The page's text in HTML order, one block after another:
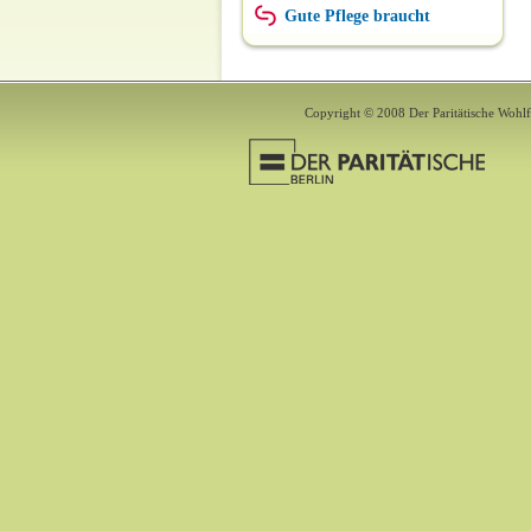
Gute Pflege braucht
Copyright © 2008 Der Paritätische